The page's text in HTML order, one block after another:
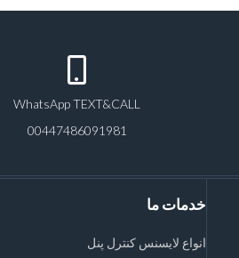
WhatsApp TEXT&CALL
00447486091981
خدمات ما
انواع لایسنس کنترل پنل